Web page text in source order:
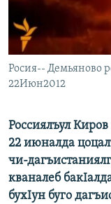
Все сайты РСЕ/
Росия-- Демьяново
22Июн2012
Россиялъул
22 июналда
чи-
кваналеб
бухIун буго